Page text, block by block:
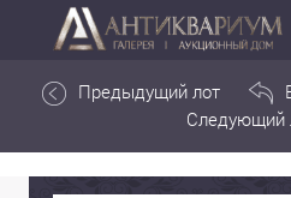
Предыдущий лот
Следующий